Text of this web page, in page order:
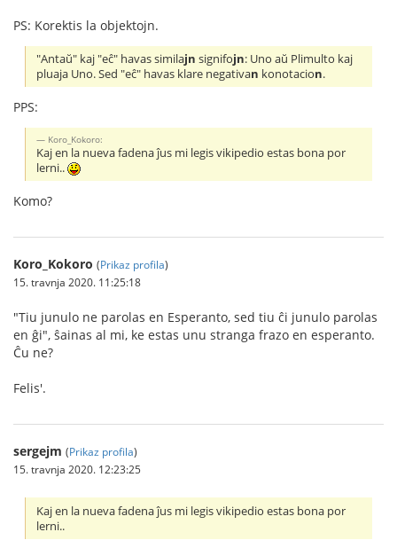
PS: Korektis la objektojn.
"Antaŭ" kaj "eĉ" havas similajn signifojn: Uno aŭ Plimulto kaj
pluaja Uno. Sed "eĉ" havas klare negativan konotacion.
PPS:
Koro_Kokoro:
Kaj en la nueva fadena ĵus mi legis vikipedio estas bona por
lerni..
Komo?
Koro_Kokoro (Prikaz profila)
15. travnja 2020. 11:25:18
"Tiu junulo ne parolas en Esperanto, sed tiu ĉi junulo parolas
en ĝi", ŝainas al mi, ke estas unu stranga frazo en esperanto.
Ĉu ne?
Felis'.
sergejm (Prikaz profila)
15. travnja 2020. 12:23:25
Kaj en la nueva fadena ĵus mi legis vikipedio estas bona por
lerni..